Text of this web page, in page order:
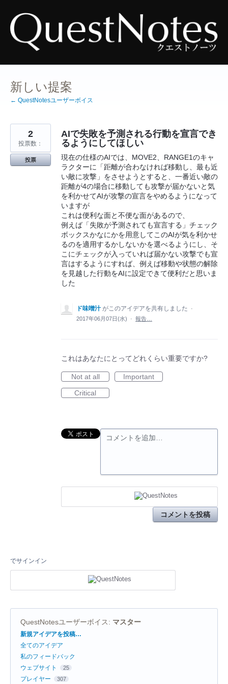
ン
テ
ン
ツ
新しい提案
← QuestNotesユーザーボイス
AIで失敗を予測される行動を宣言でき
るようにしてほしい
現在の仕様のAIでは、MOVE2、RANGE1のキャ
ラクターに「距離が合わなければ移動し、最も近
い敵に攻撃」をさせようとすると、一番近い敵の
距離が4の場合に移動しても攻撃が届かないと気
を利かせてAIが攻撃の宣言をやめるようになって
いますが
これは便利な面と不便な面があるので、
例えば「失敗が予測されても宣言する」チェック
ボックスかなにかを用意してこのAIが気を利かせ
るのを適用するかしないかを選べるようにし、そ
こにチェックが入っていれば届かない攻撃でも宣
言はするようにすれば、例えば移動や状態の解除
を見越した行動をAIに設定できて便利だと思いま
した
2
投票数：
投票
ド味噌汁 がこのアイデアを共有しました
·
2017年06月07日(水)
· 報告…
これはあなたにとってどれくらい重要ですか?
Not at all
Important
Critical
コメントを追加…
コメントを投稿
でサインイン
QuestNotesユーザーボイス: マスター
カ
ゴ
リ
新規アイデアを投稿…
全てのアイデア
私のフィードバック
ウェブサイト
25
プレイヤー 307